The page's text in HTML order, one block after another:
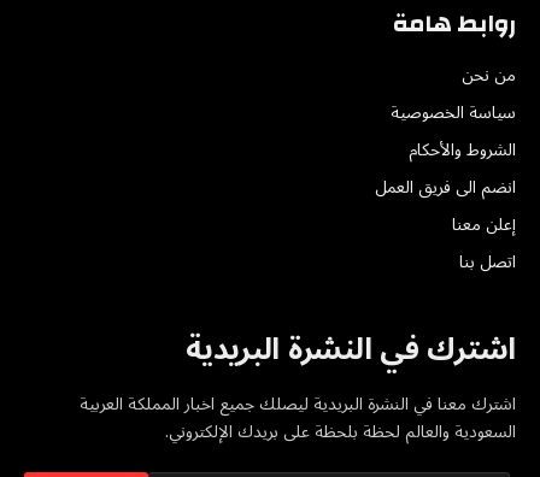
روابط هامة
من نحن
سياسة الخصوصية
الشروط والأحكام
انضم الى فريق العمل
إعلن معنا
اتصل بنا
اشترك في النشرة البريدية
اشترك معنا في النشرة البريدية ليصلك جميع اخبار المملكة العربية
السعودية والعالم لحظة بلحظة على بريدك الإلكتروني.